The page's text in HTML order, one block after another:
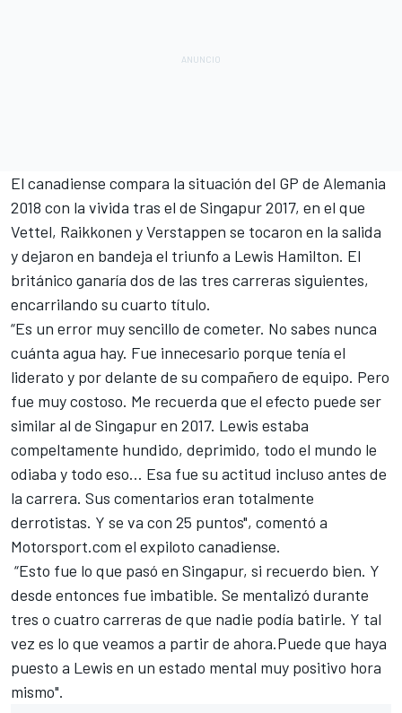
El canadiense compara la situación del GP de Alemania
2018 con la vivida tras el de Singapur 2017, en el que
Vettel, Raikkonen y Verstappen se tocaron en la salida
y dejaron en bandeja el triunfo a Lewis Hamilton. El
británico ganaría dos de las tres carreras siguientes,
encarrilando su cuarto título.
“Es un error muy sencillo de cometer. No sabes nunca
cuánta agua hay. Fue innecesario porque tenía el
liderato y por delante de su compañero de equipo. Pero
fue muy costoso. Me recuerda que el efecto puede ser
similar al de Singapur en 2017. Lewis estaba
compeltamente hundido, deprimido, todo el mundo le
odiaba y todo eso… Esa fue su actitud incluso antes de
la carrera. Sus comentarios eran totalmente
derrotistas. Y se va con 25 puntos", comentó a
Motorsport.com el expiloto canadiense.
“Esto fue lo que pasó en Singapur, si recuerdo bien. Y
desde entonces fue imbatible. Se mentalizó durante
tres o cuatro carreras de que nadie podía batirle. Y tal
vez es lo que veamos a partir de ahora.Puede que haya
puesto a Lewis en un estado mental muy positivo hora
mismo".